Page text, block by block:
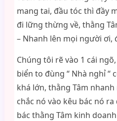
mang tai, đầu tóc thì đầy
đi lững thừng về, thằng
– Nhanh lên mọi người ơi,
Chúng tôi rẽ vào 1 cái
biển to đùng “ Nhà nghỉ “
khá lớn, thằng Tâm
chắc nó vào kêu bác nó
bác thằng Tâm kinh